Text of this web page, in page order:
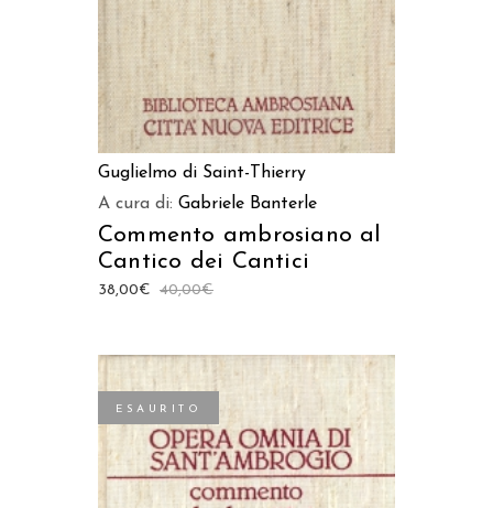
Guglielmo di Saint-Thierry
A cura di: Gabriele Banterle
Commento ambrosiano al
Cantico dei Cantici
40,00€
38,00€
ESAURITO